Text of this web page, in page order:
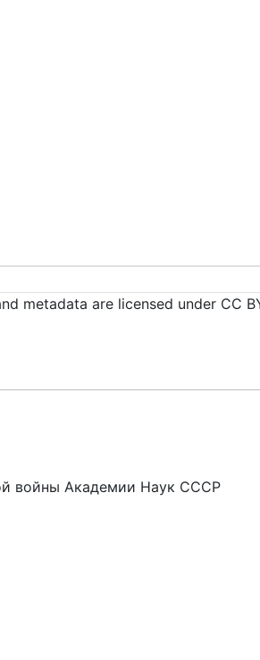
metadata are licensed under CC
войны Академии Наук СССР